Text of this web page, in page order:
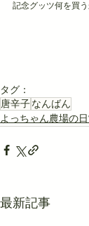
記念グッツ何を買う
タグ：
唐辛子なんばん
よっちゃん農場の
最新記事